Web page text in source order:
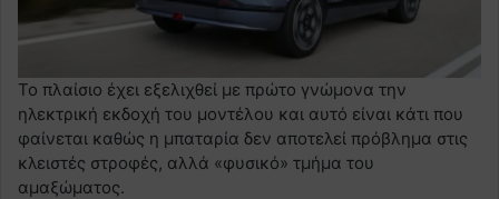
Το πλαίσιο έχει εξελιχθεί με πρώτο γνώμονα την
ηλεκτρική εκδοχή του μοντέλου και αυτό είναι κάτι που
φαίνεται καθώς η μπαταρία δεν αποτελεί πρόβλημα στις
κλειστές στροφές, αλλά «φυσικό» τμήμα του
αμαξώματος.